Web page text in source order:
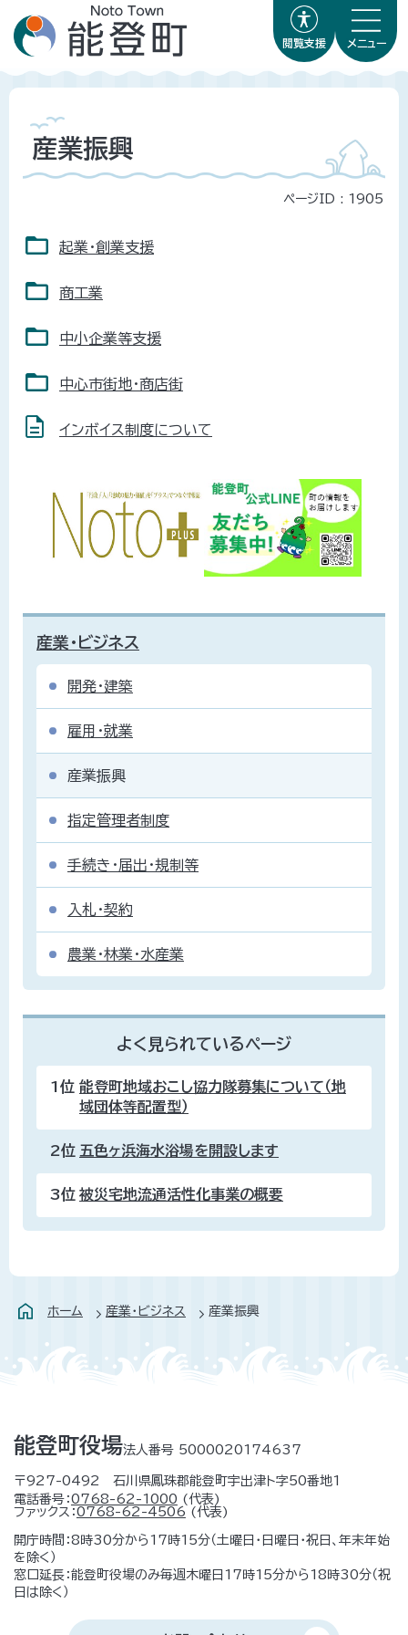
閲覧支援 メニュー
産業振興
ページID : 1905
起業・創業支援
商工業
中小企業等支援
中心市街地・商店街
インボイス制度について
産業・ビジネス
開発・建築
雇用・就業
産業振興
指定管理者制度
手続き・届出・規制等
入札・契約
農業・林業・水産業
よく見られているページ
1位 能登町地域おこし協力隊募集について（地
域団体等配置型）
2位 五色ヶ浜海水浴場を開設します
3位 被災宅地流通活性化事業の概要
ホーム 産業・ビジネス 産業振興
能登町役場法人番号 5000020174637
〒927-0492 石川県鳳珠郡能登町宇出津ト字50番地1
電話番号：0768-62-1000 (代表)
ファックス：0768-62-4506 (代表)
開庁時間：8時30分から17時15分（土曜日・日曜日・祝日、年末年始
を除く）
窓口延長：能登町役場のみ毎週木曜日17時15分から18時30分（祝
日は除く）